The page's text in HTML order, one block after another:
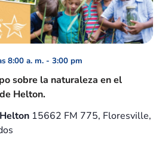
sobre la naturaleza en el
Helton.
8:00 a. m. - 3:00 pm
15662 FM 775, Floresville,